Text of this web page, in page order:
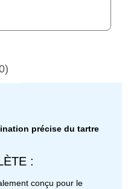
précise du tartre
:
conçu pour le